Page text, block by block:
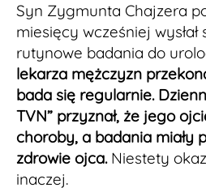
Syn Zygmunta Chajzera
miesięcy wcześniej
rutynowe badania do
lekarza mężczyzn
bada się regularnie.
TVN” przyznał, że jego
choroby, a badania miały
zdrowie ojca.Niestety
inaczej.